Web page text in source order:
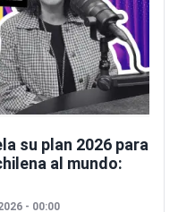
su plan 2026 para
al mundo:
- 00:00